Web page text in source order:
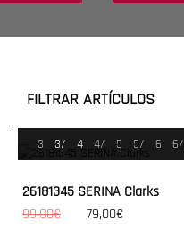
FILTRAR ARTÍCULOS
3 3/ 4 4/ 5 5/ 6 6/
26181345 SERINA Clarks
99,00€
79,00€